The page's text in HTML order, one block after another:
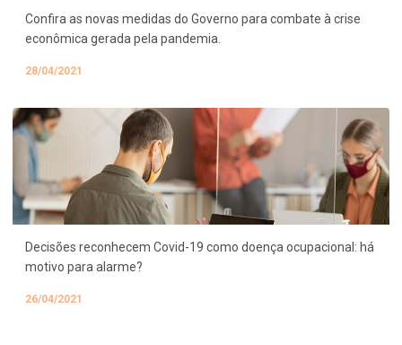
Confira as novas medidas do Governo para combate à crise
econômica gerada pela pandemia.
28/04/2021
Decisões reconhecem Covid-19 como doença ocupacional: há
motivo para alarme?
26/04/2021